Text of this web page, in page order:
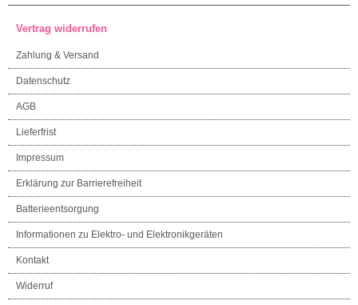
Vertrag widerrufen
Zahlung & Versand
Datenschutz
AGB
Lieferfrist
Impressum
Erklärung zur Barrierefreiheit
Batterieentsorgung
Informationen zu Elektro- und Elektronikgeräten
Kontakt
Widerruf